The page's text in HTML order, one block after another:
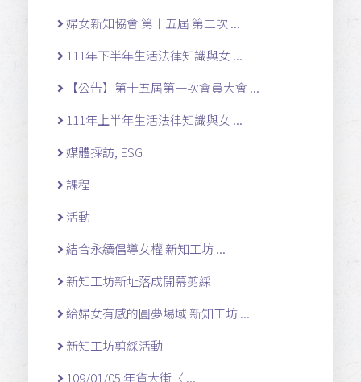
婦女新知協會 第十五屆 第二次 ...
111年下半年生活法律知識與女 ...
【公告】第十五屆第一次會員大會 ...
111年上半年生活法律知識與女 ...
媒體採訪, ESG
課程
活動
結合永續倡導女權 新知工坊 ...
新知工坊新址落成開幕剪綵
給婦女有感的圓夢場域 新知工坊 ...
新知工坊剪綵活動
109/01/05 年貨大街〈 ...